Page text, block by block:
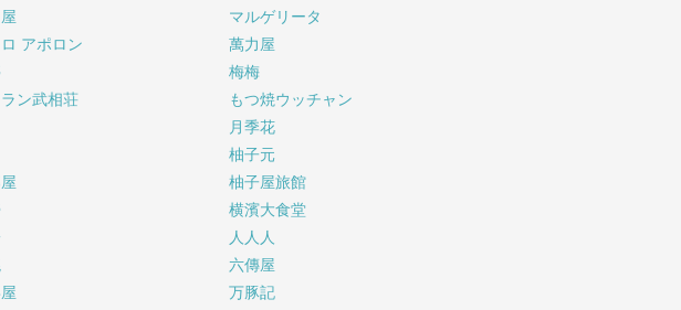
アポロン
ン武相荘
マルゲリータ
萬力屋
梅梅
もつ焼ウッチャン
月季花
柚子元
柚子屋旅館
横濱大食堂
人人人
六傳屋
万豚記